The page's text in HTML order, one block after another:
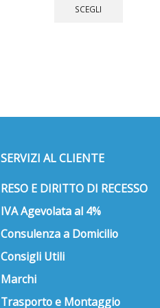
SCEGLI
prodotto
SERVIZI AL CLIENTE
RESO E DIRITTO DI RECESSO
IVA Agevolata al 4%
Consulenza a Domicilio
Consigli Utili
Marchi
Trasporto e Montaggio